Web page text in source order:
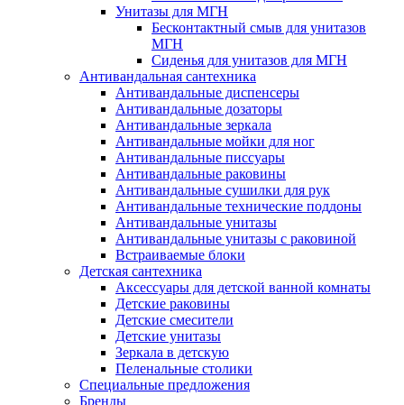
Унитазы для МГН
Бесконтактный смыв для унитазов
МГН
Сиденья для унитазов для МГН
Антивандальная сантехника
Антивандальные диспенсеры
Антивандальные дозаторы
Антивандальные зеркала
Антивандальные мойки для ног
Антивандальные писсуары
Антивандальные раковины
Антивандальные сушилки для рук
Антивандальные технические поддоны
Антивандальные унитазы
Антивандальные унитазы с раковиной
Встраиваемые блоки
Детская сантехника
Аксессуары для детской ванной комнаты
Детские раковины
Детские смесители
Детские унитазы
Зеркала в детскую
Пеленальные столики
Специальные предложения
Бренды